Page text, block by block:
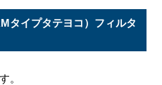
タイプタテヨコ）フィルタ
。